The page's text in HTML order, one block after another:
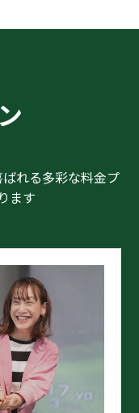
れる多彩な料金プ
ます